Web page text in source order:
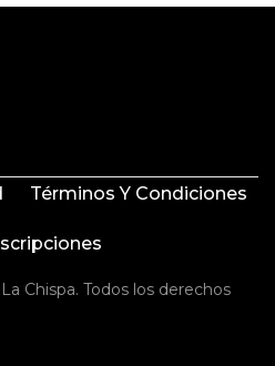
Términos Y Condiciones
Chispa. Todos los derechos